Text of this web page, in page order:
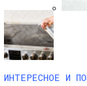
ИНТЕРЕСНОЕ И